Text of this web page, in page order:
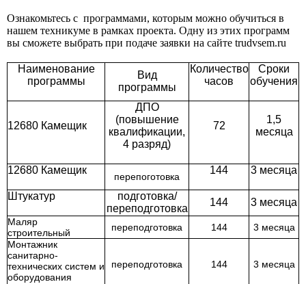
Ознакомьтесь с программами, которым можно обучиться в
нашем техникуме в рамках проекта. Одну из этих программ
вы сможете выбрать при подаче заявки на сайте trudvsem.ru
Наименование
программы
Вид
программы
Количество
часов
Сроки
обучения
12680 Камещик
ДПО
(повышение
квалификации,
4 разряд)
72
1,5
месяца
12680 Камещик
перепоготовка
144 3 месяца
Штукатур
подготовка/
переподготовка
144 3 месяца
Маляр
строительный
переподготовка 144
3 месяца
Монтажник
санитарно-
технических систем и
оборудования
переподготовка 144 3 месяца